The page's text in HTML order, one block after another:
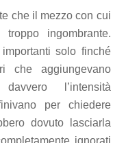
che il mezzo con cui
ingombrante.
solo finché
che aggiungevano
l’intensità
per chiedere
dovuto lasciarla